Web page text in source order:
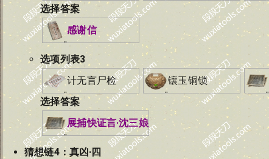
选择答案
感谢信
选项列表3
计无言尸检
镶玉铜锁
选择答案
展捕快证言·沈三娘
猜想链4： 真凶·四